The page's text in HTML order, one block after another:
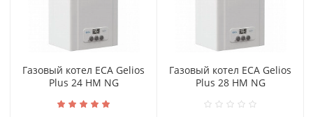
Газовый котел ECA Gelios
Plus 24 HM NG
Газовый котел ECA Gelios
Plus 28 HM NG